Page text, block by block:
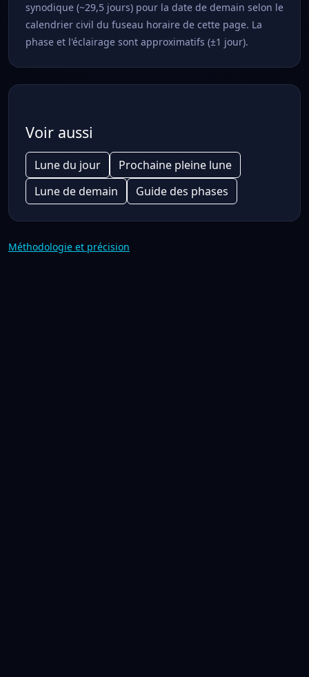
synodique (~29,5 jours) pour la date de demain selon le
calendrier civil du fuseau horaire de cette page. La
phase et l'éclairage sont approximatifs (±1 jour).
Voir aussi
Lune du jour
Prochaine pleine lune
Lune de demain
Guide des phases
Méthodologie et précision